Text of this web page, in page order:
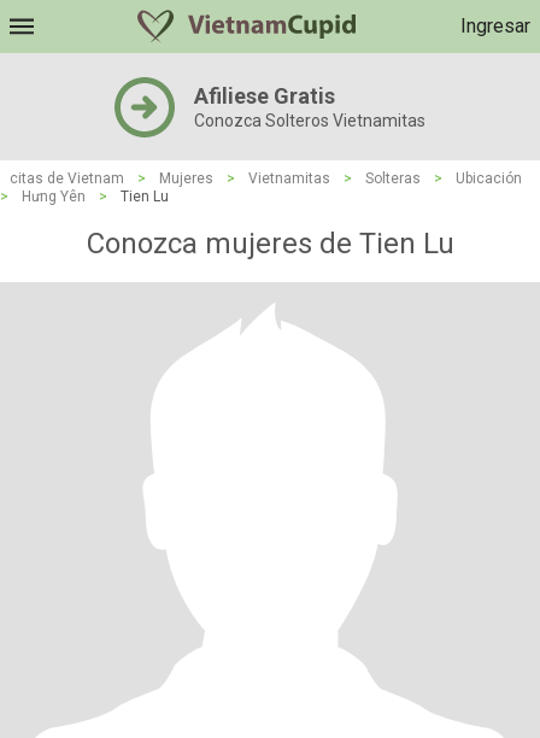
Ingresar
Afiliese Gratis
Conozca Solteros Vietnamitas
citas de Vietnam > Mujeres > Vietnamitas > Solteras >
Ubicación
>
Hưng Yên > Tien Lu
Conozca mujeres de Tien Lu